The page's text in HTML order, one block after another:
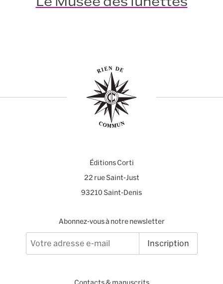
Éditions Corti
22 rue Saint-Just
93210 Saint-Denis
Abonnez-vous à notre newsletter
Inscription